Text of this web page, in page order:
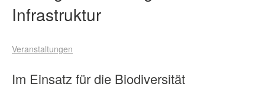
BESUCH
UNTERSTÜTZEN
Infrastruktur
Veranstaltungen
Im Einsatz für die Biodiversität